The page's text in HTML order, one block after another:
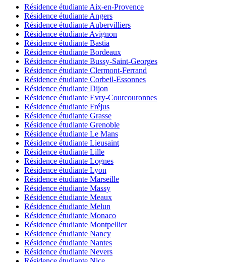
Résidence étudiante Aix-en-Provence
Résidence étudiante Angers
Résidence étudiante Aubervilliers
Résidence étudiante Avignon
Résidence étudiante Bastia
Résidence étudiante Bordeaux
Résidence étudiante Bussy-Saint-Georges
Résidence étudiante Clermont-Ferrand
Résidence étudiante Corbeil-Essonnes
Résidence étudiante Dijon
Résidence étudiante Evry-Courcouronnes
Résidence étudiante Fréjus
Résidence étudiante Grasse
Résidence étudiante Grenoble
Résidence étudiante Le Mans
Résidence étudiante Lieusaint
Résidence étudiante Lille
Résidence étudiante Lognes
Résidence étudiante Lyon
Résidence étudiante Marseille
Résidence étudiante Massy
Résidence étudiante Meaux
Résidence étudiante Melun
Résidence étudiante Monaco
Résidence étudiante Montpellier
Résidence étudiante Nancy
Résidence étudiante Nantes
Résidence étudiante Nevers